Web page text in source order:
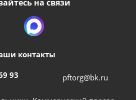
на связи
контакты
93 pftorg@bk.ru